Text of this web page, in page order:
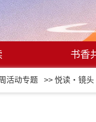
书香
活动专题 >> 悦读・镜头